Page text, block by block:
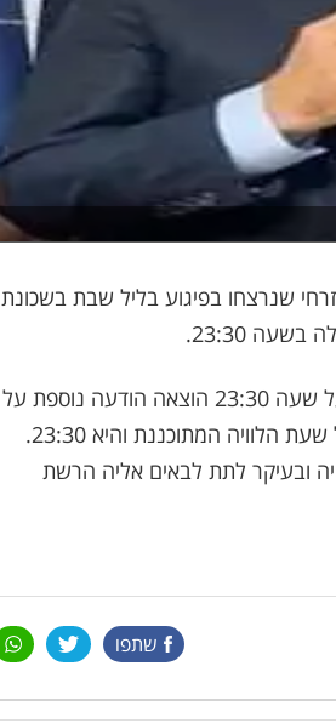
שנרצחו בפיגוע בליל שבת בשכונת
23:30.
בלבול מסויים חל בהודעות על שעת הלוויה, אחרי שהוצאה הודעה על שעה 23:30 הוצאה הודעה נוספת על
שינוי. בשעה האחרונה שוב חזרה ההודעה מבית דוברות העירייה על שעת הלוויה המתוכננת והיא 23:30.
ובעיקר לתת לבאים אליה הרשת
שתפו